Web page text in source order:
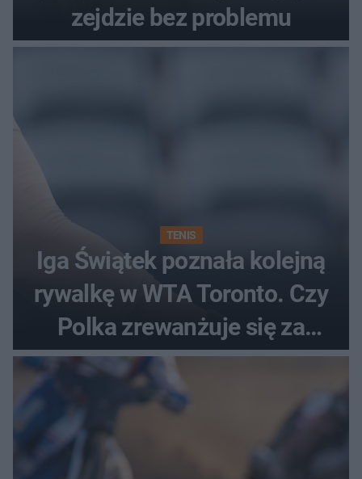
zejdzie bez problemu
TENIS
Iga Świątek poznała kolejną
rywalkę w WTA Toronto. Czy
Polka zrewanżuje się za
ostatnią porażkę?